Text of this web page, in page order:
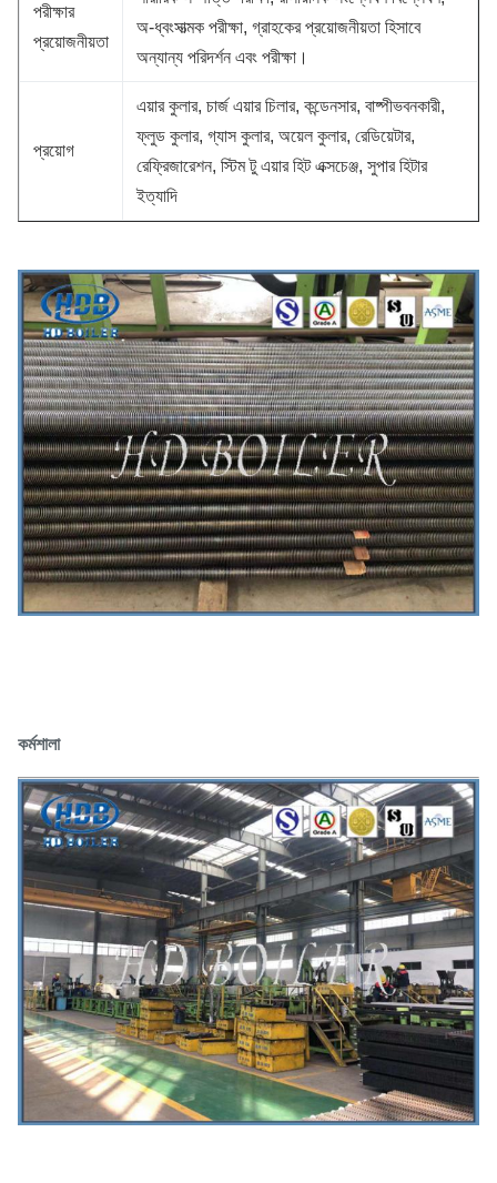
পরীক্ষার
প্রয়োজনীয়তা
অ-ধ্বংসাত্মক পরীক্ষা, গ্রাহকের প্রয়োজনীয়তা হিসাবে
অন্যান্য পরিদর্শন এবং পরীক্ষা।
প্রয়োগ
এয়ার কুলার, চার্জ এয়ার চিলার, কন্ডেনসার, বাষ্পীভবনকারী,
ফ্লুড কুলার, গ্যাস কুলার, অয়েল কুলার, রেডিয়েটার,
রেফ্রিজারেশন, স্টিম টু এয়ার হিট এক্সচেঞ্জ, সুপার হিটার
ইত্যাদি
কর্মশালা